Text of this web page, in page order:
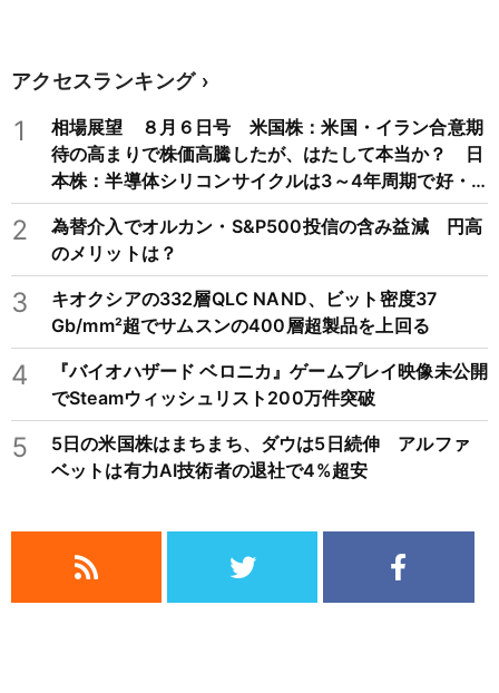
アクセスランキング
1
相場展望 ８月６日号 米国株：米国・イラン合意期
待の高まりで株価高騰したが、はたして本当か？ 日
本株：半導体シリコンサイクルは3～4年周期で好・
不況を繰り返すため注意
2
為替介入でオルカン・S&P500投信の含み益減 円高
のメリットは？
3
キオクシアの332層QLC NAND、ビット密度37
Gb/mm²超でサムスンの400層超製品を上回る
4
『バイオハザード ベロニカ』ゲームプレイ映像未公開
でSteamウィッシュリスト200万件突破
5
5日の米国株はまちまち、ダウは5日続伸 アルファ
ベットは有力AI技術者の退社で4%超安